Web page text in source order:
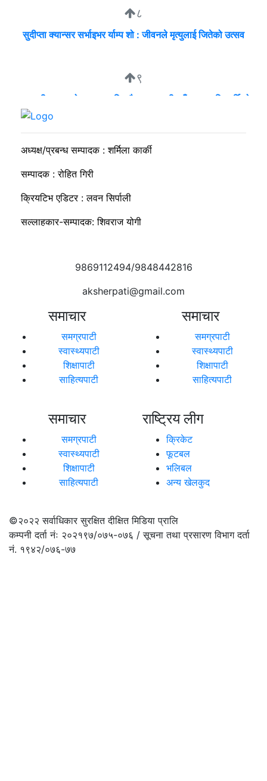
८
सुदीप्ता क्यान्सर सर्भाइभर र्याम्प शो : जीवनले मृत्युलाई जितेको उत्सव
९
व्यवसायी मुन्दडाको घरमा एकाबिहानै खानतलासी, पाँच घन्टापछि फर्कियो
अध्यक्ष/प्रबन्ध सम्पादक : शर्मिला कार्की
सम्पादक : रोहित गिरी
क्रियटिभ एडिटर : लवन सिर्पाली
सल्लाहकार-सम्पादक: शिवराज योगी
9869112494/9848442816
aksherpati@gmail.com
समाचार
समग्रपाटी
स्वास्थ्यपाटी
शिक्षापाटी
साहित्यपाटी
समाचार
समग्रपाटी
स्वास्थ्यपाटी
शिक्षापाटी
साहित्यपाटी
समाचार
समग्रपाटी
स्वास्थ्यपाटी
शिक्षापाटी
साहित्यपाटी
राष्ट्रिय लीग
क्रिकेट
फूटबल
भलिबल
अन्य खेलकुद
©२०२२सर्वाधिकार सुरक्षित दीक्षित मिडिया प्रालि
कम्पनी दर्ता नंः २०२१९७/०७५-०७६ / सूचना तथा प्रसारण विभाग दर्ता
नं. १९४२/०७६-७७